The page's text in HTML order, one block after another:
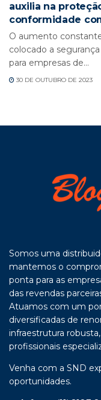
auxilia na
conformidade
O aumento
colocado a
para empresas de...
30 DE OUTUBRO DE 2023
Somos uma
mantemos o
ponta para as
das revendas
Atuamos com um
diversificadas de
infraestrutura
profissionais
Venha com a SND
oportunidades.